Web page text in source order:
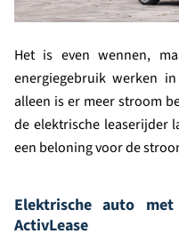
Het is even wennen,
energiegebruik werken
alleen is er meer stroom
de elektrische leaserijder
een beloning voor de
Elektrische auto
ActivLease